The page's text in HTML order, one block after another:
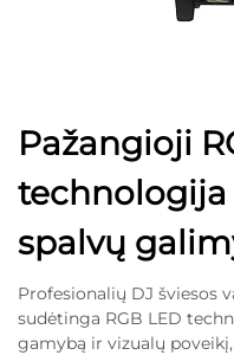
Pažangioji
spalvų
Profesionalių DJ šviesos
sudėtinga RGB LED
gamybą ir vizualų